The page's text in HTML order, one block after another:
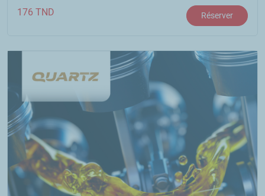
176 TND Réserver